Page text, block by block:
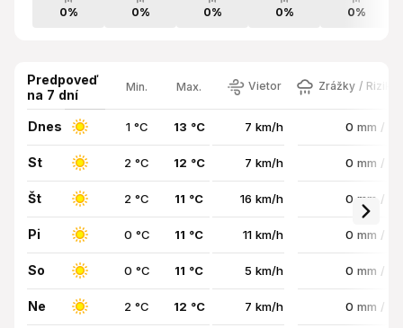
0% 0% 0% 0% 0%
Predpoveď
na 7 dní
Min. Max. Vietor Zrážky / Riziko
Dnes 1 °C 13 °C 7 km/h 0 mm /
St 2 °C 12 °C 7 km/h 0 mm /
Št 2 °C 11 °C 16 km/h 0 mm /
Pi 0 °C 11 °C 11 km/h 0 mm /
So 0 °C 11 °C 5 km/h 0 mm /
Ne 2 °C 12 °C 7 km/h 0 mm /